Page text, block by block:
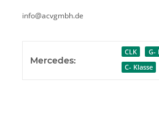
info@acvgmbh.de
Mercedes:
CLK G-
C- Klasse